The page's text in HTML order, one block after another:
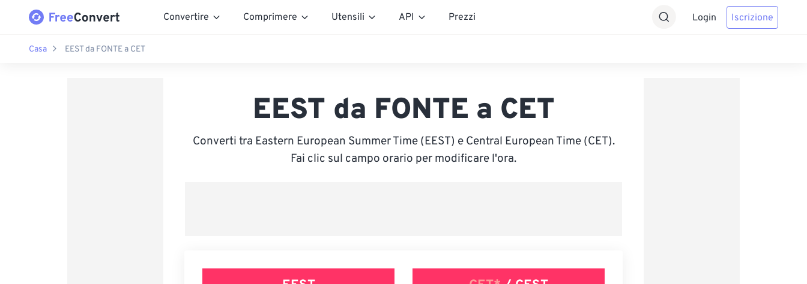
Convertire Comprimere Utensili API Prezzi Login Iscrizione
Casa EEST da FONTE a CET
EEST da FONTE a CET
Converti tra Eastern European Summer Time (EEST) e Central European Time (CET).
Fai clic sul campo orario per modificare l'ora.